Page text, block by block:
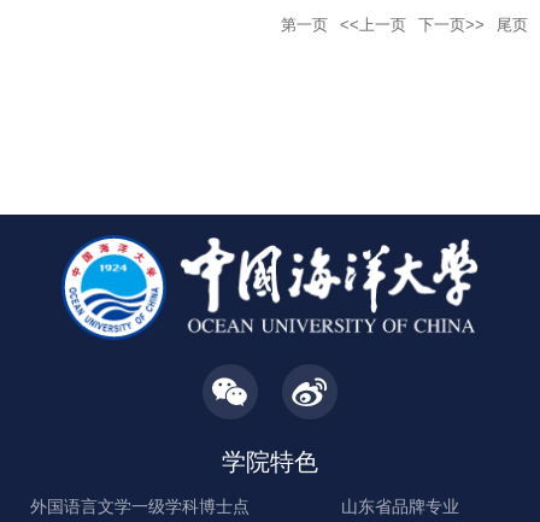
家组成员围绕学科建设与学院发展积极建言献策，提出诸多
送捐赠证书。外国语学院党委书记许玲玲与李春阳签订捐
院成功召开。会议旨在促进东亚语用学研究的发展，为东亚
校长范其伟，中国海洋大学外国语学院院长于国栋、党委书
记许玲玲出席会议并致辞。范其伟副校长代表中国海洋大学
对会议的顺利召开表示祝贺，并详细介绍了学校的历史背景
与发展成就。他特别提到，今年恰逢中国海洋大学百年华
了方向。范其伟充分肯定外国语学院在推动国际语言合作与
文明交流互鉴，助力学校世界一流大学建设进程中所发挥的
第一页 <<上一页 下一页>> 尾页
学院特色
外国语言文学一级学科博士点 山东省品牌专业